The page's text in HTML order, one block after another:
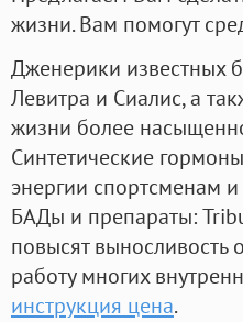
жизни. Вам помогут
Дженерики известных
Левитра и Сиалис, а
жизни более
Синтетические
энергии спортсменам
БАДы и препараты:
повысят выносливость
работу многих
инструкция цена.